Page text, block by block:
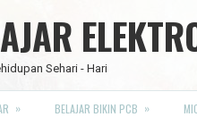
Sehari - Hari
» BELAJAR BIKIN PCB »